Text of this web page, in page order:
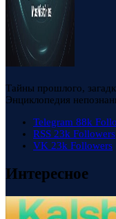
Тайны прошлого,
Энциклопедия
Telegram 88k
RSS 23k Followers
VK 23k Followers
Интересное